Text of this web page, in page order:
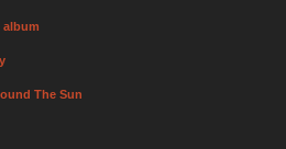
album
The Sun